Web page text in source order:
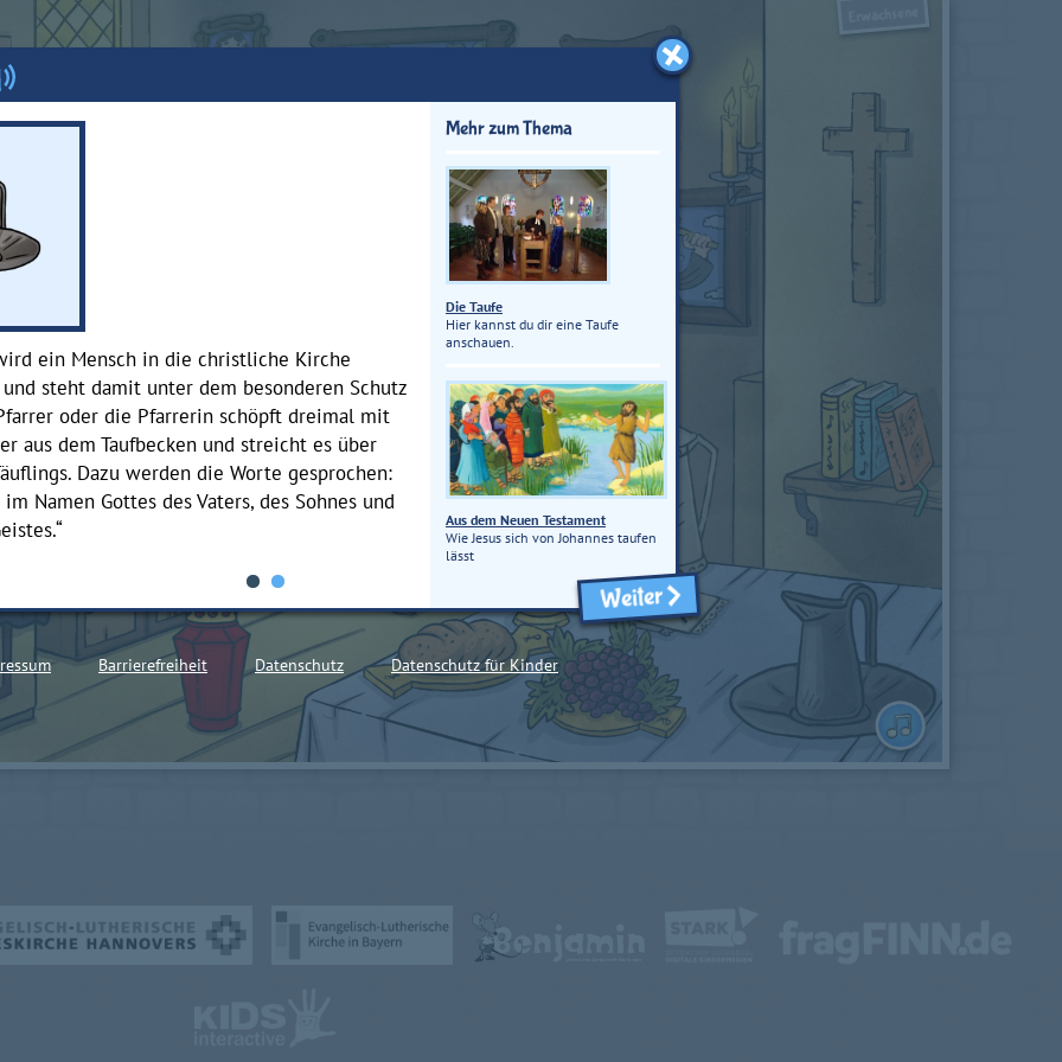
ein Mensch in die christliche Kirche
steht damit unter dem besonderen Schutz
oder die Pfarrerin schöpft dreimal mit
aus dem Taufbecken und streicht es über
Dazu werden die Worte gesprochen:
Namen Gottes des Vaters, des Sohnes und
Weiter
Mehr zum Thema
Die Taufe
Hier kannst du dir eine Taufe
anschauen.
Aus dem Neuen Testament
Wie Jesus sich von Johannes taufen
lässt
Barrierefreiheit Datenschutz Datenschutz für Kinder